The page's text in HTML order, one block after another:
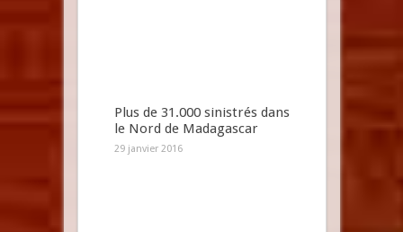
Plus de 31.000 sinistrés dans
le Nord de Madagascar
29 janvier 2016